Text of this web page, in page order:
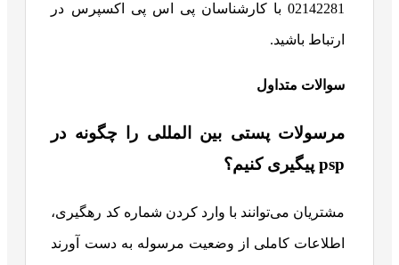
02142281 با کارشناسان پی‌ اس‌ پی اکسپرس در
ارتباط باشید.
سوالات متداول
مرسولات پستی بین المللی را چگونه در
psp پیگیری کنیم؟
مشتریان می‌توانند با وارد کردن شماره کد رهگیری،
اطلاعات کاملی از وضعیت مرسوله به دست آورند